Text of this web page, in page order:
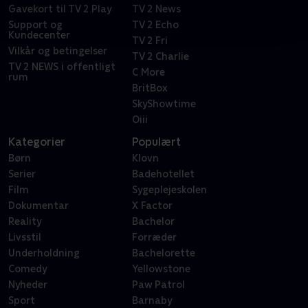
Gavekort til TV 2 Play
Support og
Kundecenter
Vilkår og betingelser
TV 2 NEWS i offentligt
rum
TV 2 News
TV 2 Echo
TV 2 Fri
TV 2 Charlie
C More
BritBox
SkyShowtime
Oiii
Kategorier
Børn
Serier
Film
Dokumentar
Reality
Livsstil
Underholdning
Comedy
Nyheder
Sport
Populært
Klovn
Badehotellet
Sygeplejeskolen
X Factor
Bachelor
Forræder
Bachelorette
Yellowstone
Paw Patrol
Barnaby